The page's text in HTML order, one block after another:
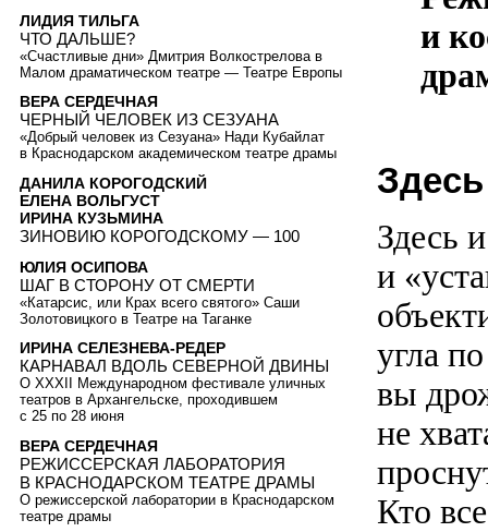
и
Здесь
и
угла
вы
не
Кто
ЛИДИЯ ТИЛЬГА
ЧТО ДАЛЬШЕ?
«Счастливые дни» Дмитрия Волкострелова в
Малом драматическом театре — Театре Европы
ВЕРА СЕРДЕЧНАЯ
ЧЕРНЫЙ ЧЕЛОВЕК ИЗ СЕЗУАНА
«Добрый человек из Сезуана» Нади Кубайлат
в Краснодарском академическом театре драмы
ДАНИЛА КОРОГОДСКИЙ
ЕЛЕНА ВОЛЬГУСТ
ИРИНА КУЗЬМИНА
ЗИНОВИЮ КОРОГОДСКОМУ — 100
ЮЛИЯ ОСИПОВА
ШАГ В СТОРОНУ ОТ СМЕРТИ
«Катарсис, или Крах всего святого» Саши
Золотовицкого в Театре на Таганке
ИРИНА СЕЛЕЗНЕВА-РЕДЕР
КАРНАВАЛ ВДОЛЬ СЕВЕРНОЙ ДВИНЫ
О XXXII Международном фестивале уличных
театров в Архангельске, проходившем
с 25 по 28 июня
ВЕРА СЕРДЕЧНАЯ
РЕЖИССЕРСКАЯ ЛАБОРАТОРИЯ
В КРАСНОДАРСКОМ ТЕАТРЕ ДРАМЫ
О режиссерской лаборатории в Краснодарском
театре драмы